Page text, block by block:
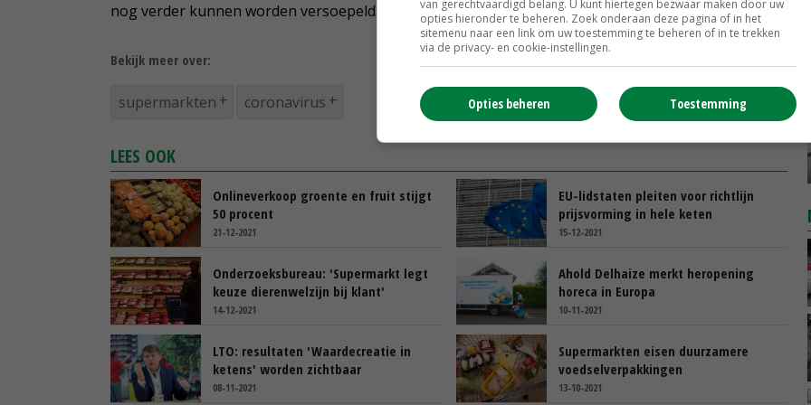
nog verder kunnen worden versoepeld.
Bekijk meer over:
supermarkten coronavirus
LEES OOK
Onlineverkoop groente en fruit stijgt
50 procent
21-12-2021
EU-lidstaten pleiten voor richtlijn
prijsvorming in hele keten
15-12-2021
Onderzoeksbureau: 'Supermarkt legt
keuze dierenwelzijn bij klant'
14-12-2021
Ahold Delhaize merkt heropening
horeca in Europa
10-11-2021
LTO: resultaten 'Waardecreatie in
ketens' worden zichtbaar
08-11-2021
Supermarkten eisen duurzamere
voedselverpakkingen
13-10-2021
van gerechtvaardigd belang. U kunt hiertegen bezwaar maken door uw
opties hieronder te beheren. Zoek onderaan deze pagina of in het
sitemenu naar een link om uw toestemming te beheren of in te trekken
via de privacy- en cookie-instellingen.
Toestemming
Opties beheren